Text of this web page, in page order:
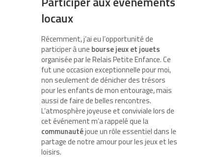
locaux
Récemment, j’ai eu l’opportunité de
participer à une bourse jeux et jouets
organisée par le Relais Petite Enfance. Ce
fut une occasion exceptionnelle pour moi,
non seulement de dénicher des trésors
pour les enfants de mon entourage, mais
aussi de faire de belles rencontres.
L’atmosphère joyeuse et conviviale lors de
cet événement m’a rappelé que la
communautéjoue un rôle essentiel dans le
partage de notre amour pour les jeux et les
loisirs.